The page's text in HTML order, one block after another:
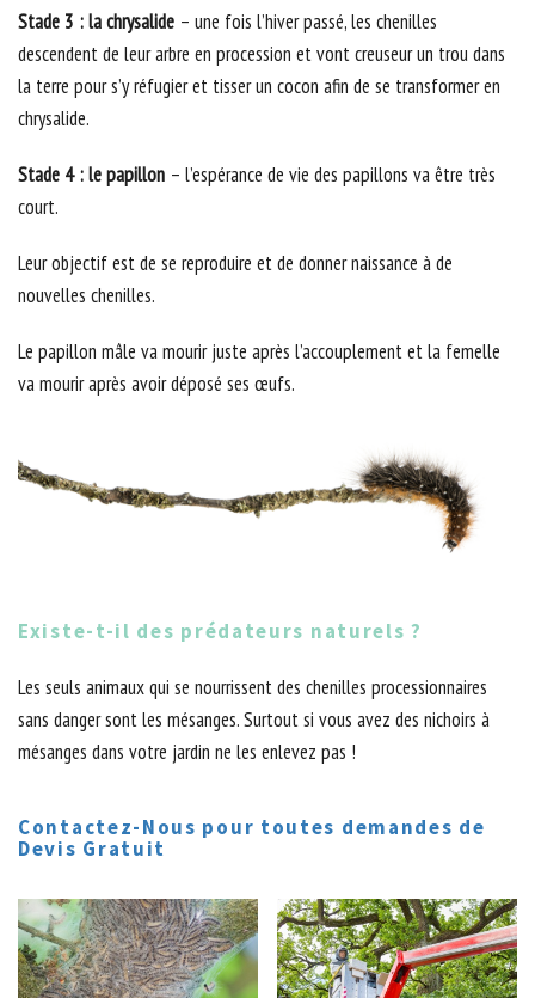
Stade 3 : la chrysalide – une fois l’hiver passé, les chenilles
descendent de leur arbre en procession et vont creuseur un trou dans
la terre pour s’y réfugier et tisser un cocon afin de se transformer en
chrysalide.
Stade 4 : le papillon – l’espérance de vie des papillons va être très
court.
Leur objectif est de se reproduire et de donner naissance à de
nouvelles chenilles.
Le papillon mâle va mourir juste après l’accouplement et la femelle
va mourir après avoir déposé ses œufs.
Existe-t-il des prédateurs naturels ?
Les seuls animaux qui se nourrissent des chenilles processionnaires
sans danger sont les mésanges. Surtout si vous avez des nichoirs à
mésanges dans votre jardin ne les enlevez pas !
Contactez-Nous pour toutes demandes de
Devis Gratuit